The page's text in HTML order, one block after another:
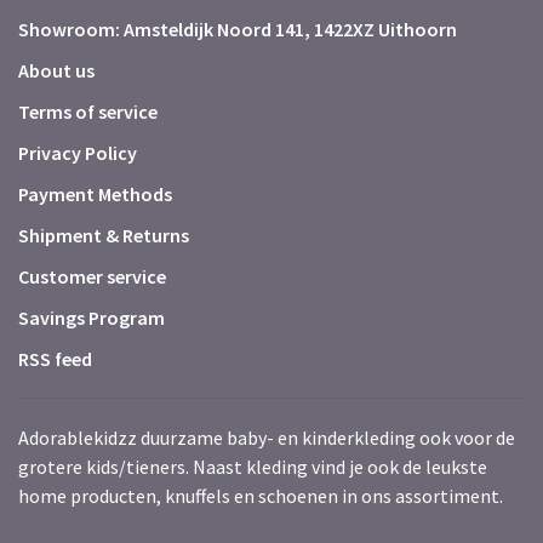
Showroom: Amsteldijk Noord 141, 1422XZ Uithoorn
About us
Terms of service
Privacy Policy
Payment Methods
Shipment & Returns
Customer service
Savings Program
RSS feed
Adorablekidzz duurzame baby- en kinderkleding ook voor de
grotere kids/tieners. Naast kleding vind je ook de leukste
home producten, knuffels en schoenen in ons assortiment.